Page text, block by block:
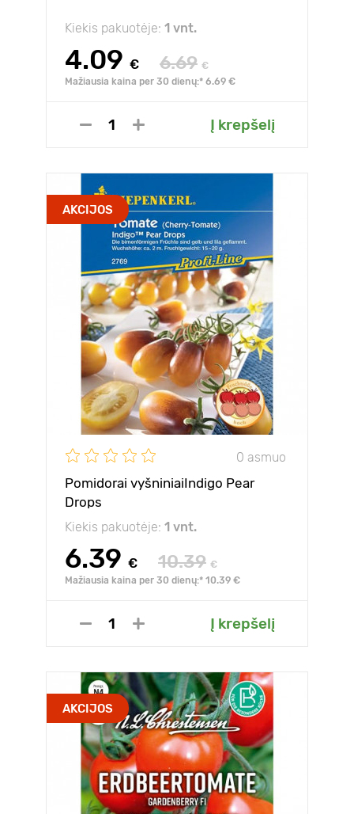
Kiekis pakuotėje: 1 vnt.
4.09 € 6.69 €
Mažiausia kaina per 30 dienų:* 6.69 €
Į krepšelį
AKCIJOS
0 asmuo
Pomidorai vyšniniaiIndigo Pear
Drops
Kiekis pakuotėje: 1 vnt.
6.39 € 10.39 €
Mažiausia kaina per 30 dienų:* 10.39 €
Į krepšelį
AKCIJOS